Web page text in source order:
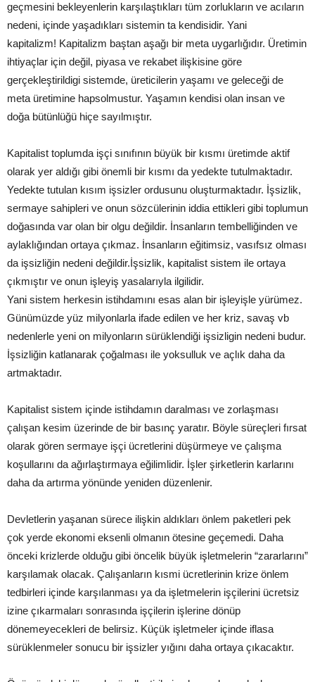
geçmesini bekleyenlerin karşılaştıkları tüm zorlukların ve acıların
nedeni, içinde yaşadıkları sistemin ta kendisidir. Yani
kapitalizm! Kapitalizm baştan aşağı bir meta uygarlığıdır. Üretimin
ihtiyaçlar için değil, piyasa ve rekabet ilişkisine göre
gerçekleştirildigi sistemde, üreticilerin yaşamı ve geleceği de
meta üretimine hapsolmustur. Yaşamın kendisi olan insan ve
doğa bütünlüğü hiçe sayılmıştır.
Kapitalist toplumda işçi sınıfının büyük bir kısmı üretimde aktif
olarak yer aldığı gibi önemli bir kısmı da yedekte tutulmaktadır.
Yedekte tutulan kısım işsizler ordusunu oluşturmaktadır. İşsizlik,
sermaye sahipleri ve onun sözcülerinin iddia ettikleri gibi toplumun
doğasında var olan bir olgu değildir. İnsanların tembelliğinden ve
aylaklığından ortaya çıkmaz. İnsanların eğitimsiz, vasıfsız olması
da işsizliğin nedeni değildir.İşsizlik, kapitalist sistem ile ortaya
çıkmıştır ve onun işleyiş yasalarıyla ilgilidir.
Yani sistem herkesin istihdamını esas alan bir işleyişle yürümez.
Günümüzde yüz milyonlarla ifade edilen ve her kriz, savaş vb
nedenlerle yeni on milyonların sürüklendiği işsizligin nedeni budur.
İşsizliğin katlanarak çoğalması ile yoksulluk ve açlık daha da
artmaktadır.
Kapitalist sistem içinde istihdamın daralması ve zorlaşması
çalışan kesim üzerinde de bir basınç yaratır. Böyle süreçleri fırsat
olarak gören sermaye işçi ücretlerini düşürmeye ve çalışma
koşullarını da ağırlaştırmaya eğilimlidir. İşler şirketlerin karlarını
daha da artırma yönünde yeniden düzenlenir.
Devletlerin yaşanan sürece ilişkin aldıkları önlem paketleri pek
çok yerde ekonomi eksenli olmanın ötesine geçemedi. Daha
önceki krizlerde olduğu gibi öncelik büyük işletmelerin “zararlarını”
karşılamak olacak. Çalışanların kısmi ücretlerinin krize önlem
tedbirleri içinde karşılanması ya da işletmelerin işçilerini ücretsiz
izine çıkarmaları sonrasında işçilerin işlerine dönüp
dönemeyecekleri de belirsiz. Küçük işletmeler içinde iflasa
sürüklenmeler sonucu bir işsizler yığını daha ortaya çıkacaktır.